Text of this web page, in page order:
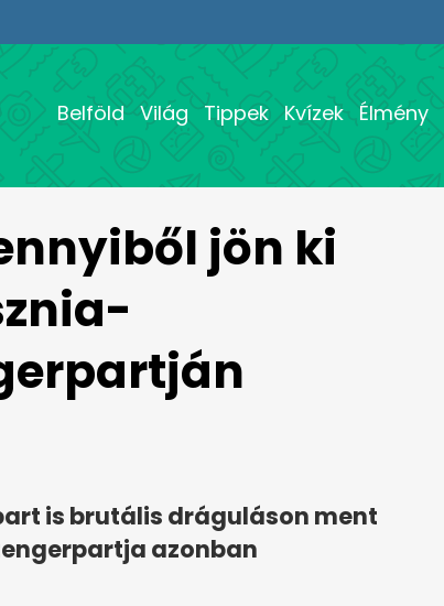
Belföld Világ Tippek Kvízek Élmény
jön ki
is brutális dráguláson ment
azonban